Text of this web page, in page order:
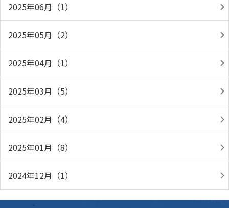
2025年06月（1）
2025年05月（2）
2025年04月（1）
2025年03月（5）
2025年02月（4）
2025年01月（8）
2024年12月（1）